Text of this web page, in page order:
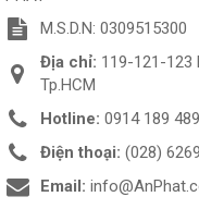
M.S.D.N: 0309515300
Địa chỉ: 119-121-123
Tp.HCM
Hotline: 0914 189 489
Điện thoại: (028)
Email: